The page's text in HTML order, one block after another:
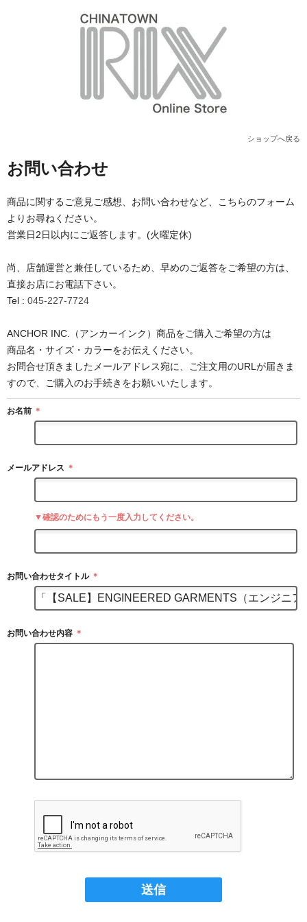
ショップへ戻る
お問い合わせ
商品に関するご意見ご感想、お問い合わせなど、こちらのフォーム
よりお尋ねください。
営業日2日以内にご返答します。(火曜定休)
尚、店舗運営と兼任しているため、早めのご返答をご希望の方は、
直接お店にお電話下さい。
Tel : 045-227-7724
ANCHOR INC.（アンカーインク）商品をご購入ご希望の方は
商品名・サイズ・カラーをお伝えください。
お問合せ頂きましたメールアドレス宛に、ご注文用のURLが届きま
すので、ご購入のお手続きをお願いいたします。
お名前 ＊
メールアドレス ＊
▼確認のためにもう一度入力してください。
お問い合わせタイトル ＊
お問い合わせ内容 ＊